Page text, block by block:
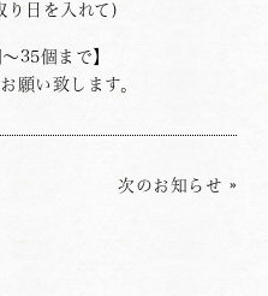
を入れて)
35個まで】
願い致します。
次のお知らせ »